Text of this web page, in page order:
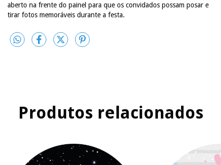
aberto na frente do painel para que os convidados possam posar e
tirar fotos memoráveis durante a festa.
Produtos relacionados